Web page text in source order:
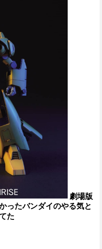
劇場版
ったバンダイのやる気と
た